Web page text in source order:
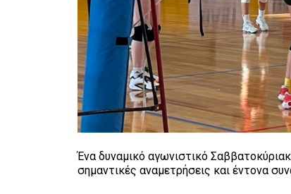
Ένα δυναμικό αγωνιστικό
σημαντικές αναμετρήσεις και έντονα